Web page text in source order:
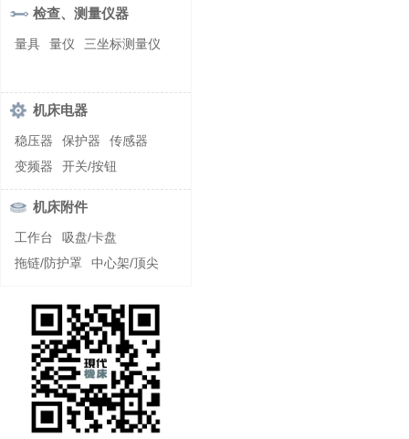
检查、测量仪器
量具 量仪 三坐标测量仪
机床电器
稳压器 保护器
传感器
变频器
开关/按钮
机床附件
工作台
吸盘/卡盘
拖链/防护罩
中心架/顶尖